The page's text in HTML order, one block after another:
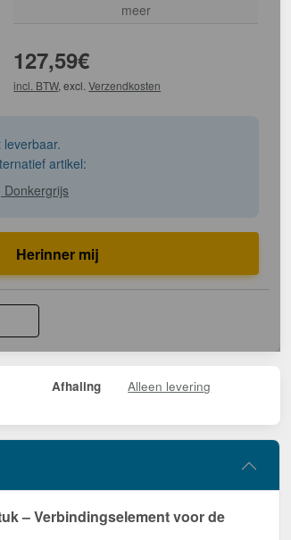
meer
127,59€
incl. BTW, excl.Verzendkosten
artikel:
Donkergrijs
Herinner mij
Afhaling Alleen levering
– Verbindingselement voor de